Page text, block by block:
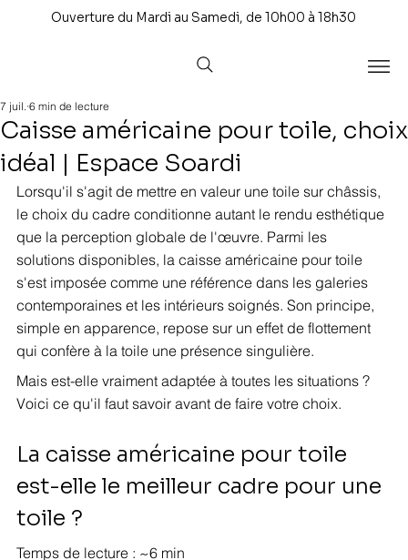
Ouverture du Mardi au Samedi, de 10h00 à 18h30
Caisse américaine pour toile, choix
idéal | Espace Soardi
7 juil. 6 min de lecture
Lorsqu'il s'agit de mettre en valeur une toile sur châssis,
le choix du cadre conditionne autant le rendu esthétique
que la perception globale de l'œuvre. Parmi les
solutions disponibles, la caisse américaine pour toile
s'est imposée comme une référence dans les galeries
contemporaines et les intérieurs soignés. Son principe,
simple en apparence, repose sur un effet de flottement
qui confère à la toile une présence singulière.
Mais est-elle vraiment adaptée à toutes les situations ?
Voici ce qu'il faut savoir avant de faire votre choix.
La caisse américaine pour toile
est-elle le meilleur cadre pour une
toile ?
Temps de lecture : ~6 min